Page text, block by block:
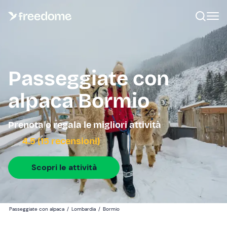
Passeggiate con
alpaca Bormio
Prenota o regala le migliori attività
4.5 (15 recensioni)
Scopri le attività
Passeggiate con alpaca / Lombardia / Bormio